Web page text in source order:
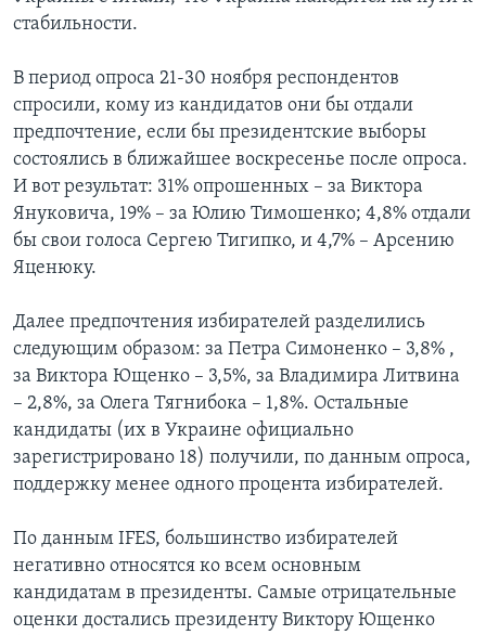
стабильности.
В период опроса 21-30 ноября респондентов
спросили, кому из кандидатов они бы отдали
предпочтение, если бы президентские выборы
состоялись в ближайшее воскресенье после опроса.
И вот результат: 31% опрошенных – за Виктора
Януковича, 19% – за Юлию Тимошенко; 4,8% отдали
бы свои голоса Сергею Тигипко, и 4,7% – Арсению
Яценюку.
Далее предпочтения избирателей разделились
следующим образом: за Петра Симоненко – 3,8% ,
за Виктора Ющенко – 3,5%, за Владимира Литвина
– 2,8%, за Олега Тягнибока – 1,8%. Остальные
кандидаты (их в Украине официально
зарегистрировано 18) получили, по данным опроса,
поддержку менее одного процента избирателей.
По данным IFES, большинство избирателей
негативно относятся ко всем основным
кандидатам в президенты. Самые отрицательные
оценки достались президенту Виктору Ющенко